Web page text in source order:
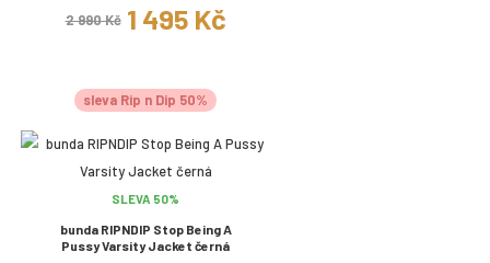
2 990 Kč 1 495 Kč
sleva Rip n Dip 50%
SLEVA 50%
bunda RIPNDIP Stop Being A
Pussy Varsity Jacket černá